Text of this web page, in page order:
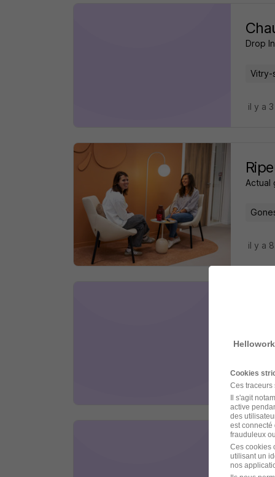
Drop
Vitry-
il y a
Actual
il y a
il y a
Start
Cookies
Ces traceurs
Il s'agit
active
des
est connecté
frauduleux
Ces cookies
utilisant un
nos